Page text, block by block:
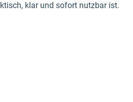
klar und sofort nutzbar ist.